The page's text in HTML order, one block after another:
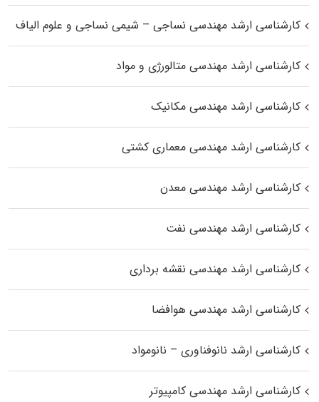
کارشناسی ارشد مهندسی نساجی – شیمی نساجی و علوم الیاف
کارشناسی ارشد مهندسی متالورژی و مواد
کارشناسی ارشد مهندسی مکانیک
کارشناسی ارشد مهندسی معماری کشتی
کارشناسی ارشد مهندسی معدن
کارشناسی ارشد مهندسی نفت
کارشناسی ارشد مهندسی نقشه برداری
کارشناسی ارشد مهندسی هوافضا
کارشناسی ارشد نانوفناوری – نانومواد
کارشناسی ارشد مهندسی کامپیوتر